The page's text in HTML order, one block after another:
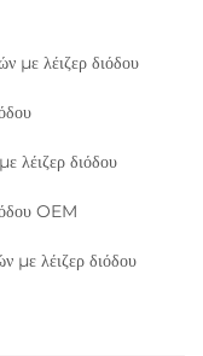
με λέιζερ διόδου
λέιζερ διόδου
OEM
με λέιζερ διόδου